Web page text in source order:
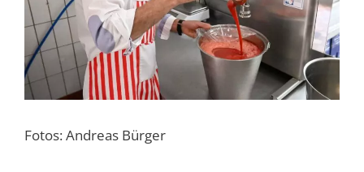
Fotos: Andreas Bürger